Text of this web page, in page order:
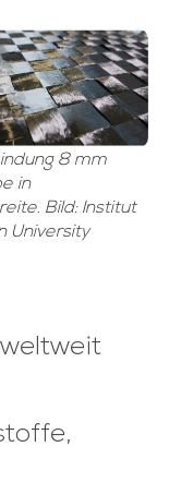
8 mm
in
Bild: Institut
University